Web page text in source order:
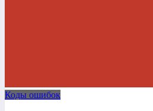
Коды ошибок